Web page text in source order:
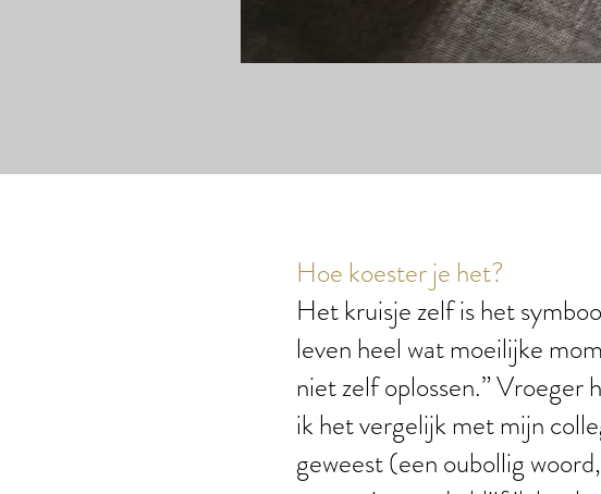
Hoe koester je het?
Het kruisje zelf is het
leven heel wat moeilijke
niet zelf oplossen.” Vroeger
ik het vergelijk met mijn
geweest (een oubollig